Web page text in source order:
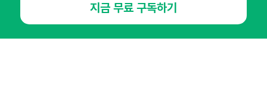
오픈애즈란 공지사항 제휴문의
인사이터 신청
뉴스레터
광고안내
지금 무료 구독하기